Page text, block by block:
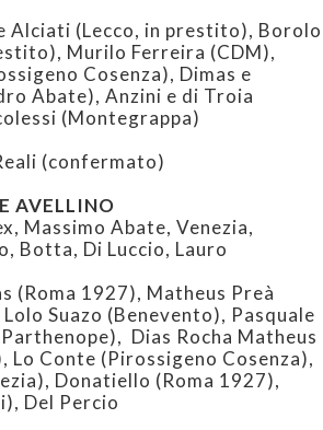
Alciati (Lecco, in prestito), Borolo
Murilo Ferreira (CDM),
Cosenza), Dimas e
Abate), Anzini e di Troia
(Montegrappa)
(confermato)
AVELLINO
Massimo Abate, Venezia,
Botta, Di Luccio, Lauro
(Roma 1927), Matheus Preà
Suazo (Benevento), Pasquale
Dias Rocha Matheus
Lo Conte (Pirossigeno Cosenza),
Donatiello (Roma 1927),
Del Percio